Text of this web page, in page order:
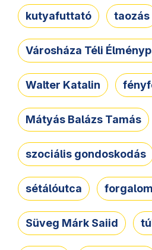
kutyafuttató taozás
Városháza Téli
Walter Katalin
Mátyás Balázs Tamás
szociális gondoskodás
sétálóutca
Süveg Márk Saiid